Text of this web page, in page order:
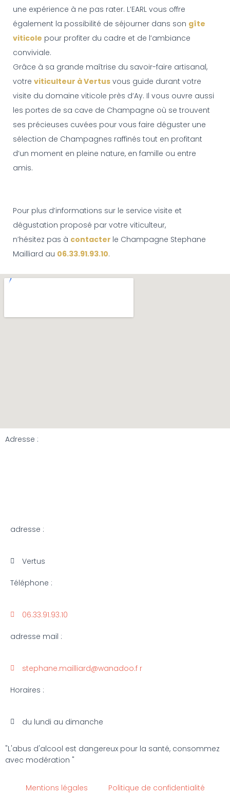
une expérience à ne pas rater. L’EARL vous offre
également la possibilité de séjourner dans son gîte
viticole pour profiter du cadre et de l’ambiance
conviviale.
Grâce à sa grande maîtrise du savoir-faire artisanal,
votre viticulteur à Vertus vous guide durant votre
visite du domaine viticole près d’Ay. Il vous ouvre aussi
les portes de sa cave de Champagne où se trouvent
ses précieuses cuvées pour vous faire déguster une
sélection de Champagnes raffinés tout en profitant
d’un moment en pleine nature, en famille ou entre
amis.
Pour plus d’informations sur le service visite et
dégustation proposé par votre viticulteur,
n’hésitez pas à contacter le Champagne Stephane
Mailliard au 06.33.91.93.10.
Adresse :
adresse :
Vertus
Téléphone :
06.33.91.93.10
adresse mail :
stephane.mailliard@wanadoo.f r
Horaires :
du lundi au dimanche
"L'abus d'alcool est dangereux pour la santé, consommez
avec modération "
Mentions légales Politique de confidentialité